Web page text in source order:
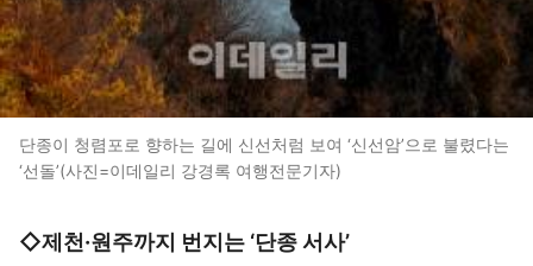
단종이 청렴포로 향하는 길에 신선처럼 보여 ‘신선암’으로 불렸다는
‘선돌’(사진=이데일리 강경록 여행전문기자)
◇제천·원주까지 번지는 ‘단종 서사’